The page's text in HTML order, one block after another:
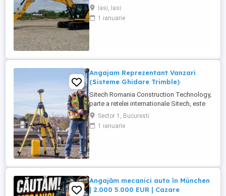
Eneria (motoare si generatoare) -
Reprezentant Vanzari Service pentru zona
Moldova. Studii superioare finalizate în
Iasi, Iasi
1 ianuarie
Angajam Reprezentant Vanzari
(Sisteme Ghidare Trimble)
Sitech Romania Construction Technology,
parte a retelei internationale Sitech, este
unicul dealer Trimble pentru sisteme de
ghidare automata a utilajelor de
constructii si topografie de santier, pe
Sector 1, Bucuresti
1 ianuarie
Angajăm mecanici auto în München
| 2.000 5.000 EUR | Cazare